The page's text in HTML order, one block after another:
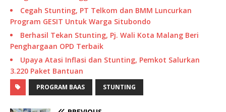
Cegah Stunting, PT Telkom dan BMM Luncurkan
Program GESIT Untuk Warga Situbondo
Berhasil Tekan Stunting, Pj. Wali Kota Malang Beri
Penghargaan OPD Terbaik
Upaya Atasi Inflasi dan Stunting, Pemkot Salurkan
3.220 Paket Bantuan
PROGRAM BAAS STUNTING